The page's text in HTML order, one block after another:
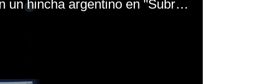
El mal momento de Yanina Gasañol con un hincha argentino en "Subrayado"